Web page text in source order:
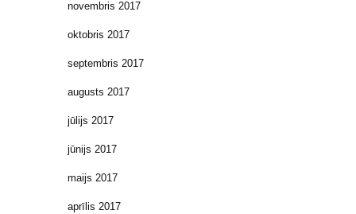
novembris 2017
oktobris 2017
septembris 2017
augusts 2017
jūlijs 2017
jūnijs 2017
maijs 2017
aprīlis 2017